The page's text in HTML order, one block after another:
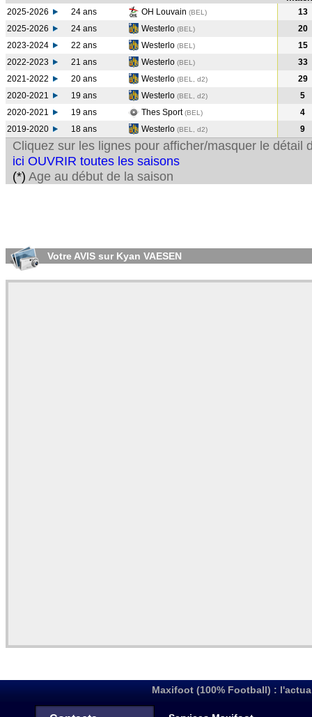
2025-2026 24 ans OH Louvain (BEL)
13
2025-2026
24 ans Westerlo (BEL)
20
2023-2024
22 ans Westerlo (BEL )
15
2022-2023
21 ans Westerlo (BEL )
33
2021-2022
20 ans Westerlo (BEL, d2)
29
2020-2021
19 ans Westerlo (BEL, d2)
5
2020-2021
19 ans Thes Sport(BEL )
4
2019-2020
18 ans Westerlo (BEL, d2) 9
Cliquez sur les lignes pour afficher/masquer le détail
ici OUVRIR toutes les saisons
(*) Age au début de la saison
Votre AVIS sur Kyan VAESEN
Maxifoot (100% Football) :